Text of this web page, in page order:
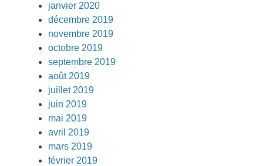
janvier 2020
décembre 2019
novembre 2019
octobre 2019
septembre 2019
août 2019
juillet 2019
juin 2019
mai 2019
avril 2019
mars 2019
février 2019